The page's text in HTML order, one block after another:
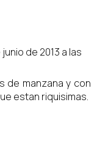
de 2013 a las
de manzana y con
estan riquisimas.